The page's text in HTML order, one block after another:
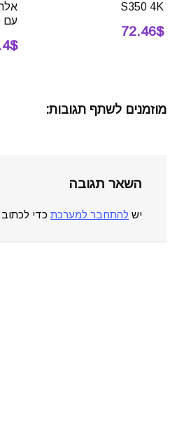
S350 4K
72.46$
עם
מוזמנים לשתף תגובות:
השאר תגובה
יש להתחבר למערכת כדי